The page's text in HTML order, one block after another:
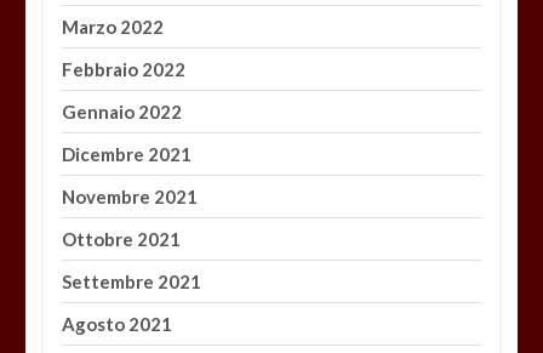
Marzo 2022
Febbraio 2022
Gennaio 2022
Dicembre 2021
Novembre 2021
Ottobre 2021
Settembre 2021
Agosto 2021